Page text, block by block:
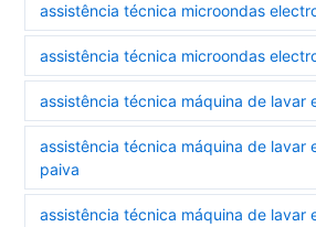
assistência técnica microondas
assistência técnica microondas
assistência técnica máquina de lavar
assistência técnica máquina de lavar
paiva
assistência técnica máquina de lavar